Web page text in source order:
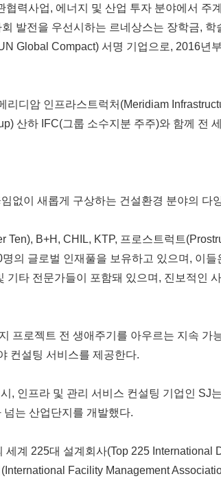
력사업, 에너지 및 산업 투자 분야에서
발전을 우선시하는 르네상스는 장학금,
Global Compact) 서명 기업으로, 2016년
디암 인프라스트럭처(Meridiam
산하 IFC(그룹 소수지분 주주)와 함께 전
없이 새롭게 구상하는 건설환경 분야의 다
B+H, CHIL, KTP, 프로스트럭트
의 글로벌 인재풀을 보유하고 있으며, 이
타 전문가들이 포함돼 있으며, 진보적인
프로젝트 전 생애주기를 아우르는 지속 가
컨설팅 서비스를 제공한다.
, 인프라 및 관리 서비스 컨설팅 기업인 SJ
는 산업단지를 개발했다.
계 225대 설계회사(Top 225 International
Facility Management